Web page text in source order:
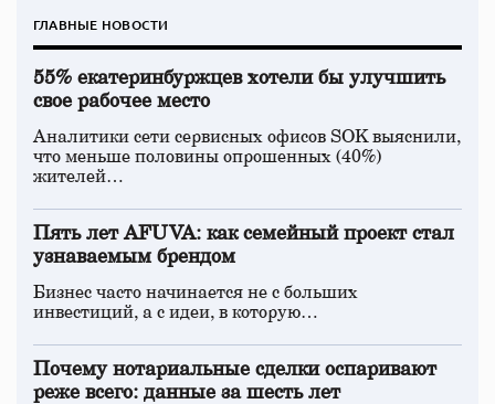
ГЛАВНЫЕ НОВОСТИ
55% екатеринбуржцев хотели бы улучшить
свое рабочее место
Аналитики сети сервисных офисов SOK выяснили,
что меньше половины опрошенных (40%)
жителей…
Пять лет AFUVA: как семейный проект стал
узнаваемым брендом
Бизнес часто начинается не с больших
инвестиций, а с идеи, в которую…
Почему нотариальные сделки оспаривают
реже всего: данные за шесть лет